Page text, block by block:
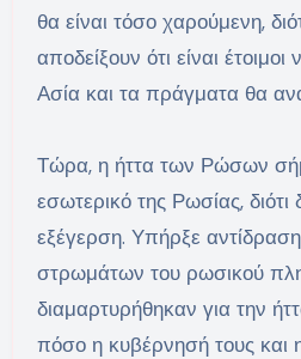
θα είναι τόσο χαρούμενη,
αποδείξουν ότι είναι
Ασία και τα πράγματα θα
Τώρα, η ήττα των Ρώσων
εσωτερικό της Ρωσίας, διότι
εξέγερση. Υπήρξε
στρωμάτων του ρωσικού
διαμαρτυρήθηκαν για την
πόσο η κυβέρνησή τους και